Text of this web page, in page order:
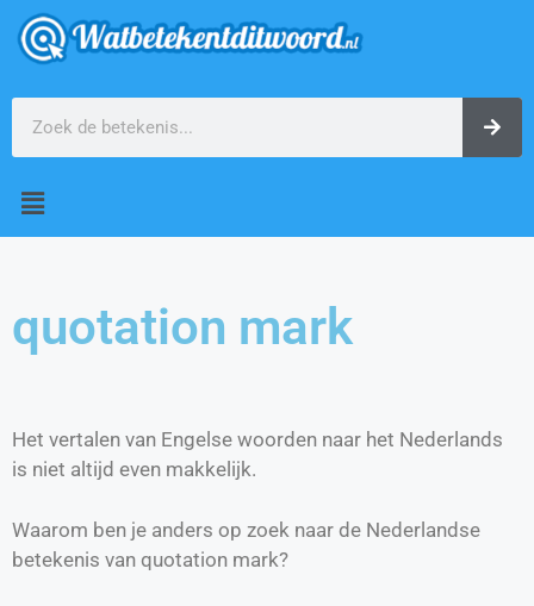
quotation mark
Het vertalen van Engelse woorden naar het Nederlands
is niet altijd even makkelijk.
Waarom ben je anders op zoek naar de Nederlandse
betekenis van quotation mark?